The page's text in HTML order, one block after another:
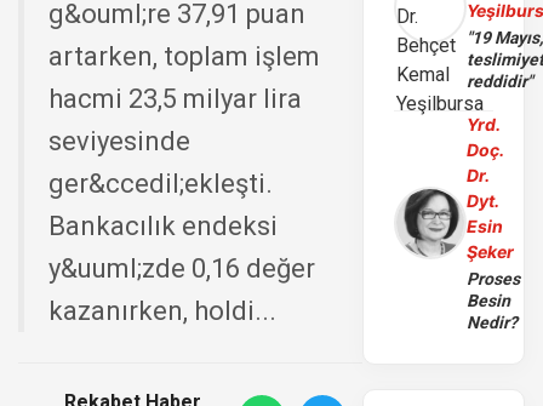
g&ouml;re 37,91 puan
artarken, toplam işlem
hacmi 23,5 milyar lira
seviyesinde
ger&ccedil;ekleşti.
Bankacılık endeksi
y&uuml;zde 0,16 değer
kazanırken, holdi...
"19 Mayıs,
reddidir"
Yrd.
Doç.
Dr.
Dyt.
Esin
Şeker
Proses
Besin
Nedir?